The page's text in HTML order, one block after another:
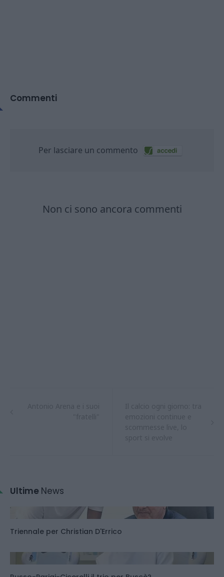
Commenti
Ultime News
Triennale per Christian D'Errico